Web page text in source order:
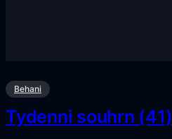
Behani
Tydenni souhrn (41)